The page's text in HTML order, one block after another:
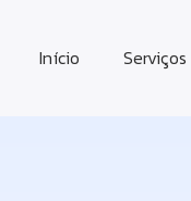
Início Serviços